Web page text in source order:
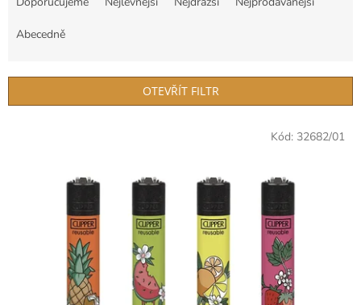
í
r
Abecedně
OTEVŘÍT FILTR
Kód: 32682/01